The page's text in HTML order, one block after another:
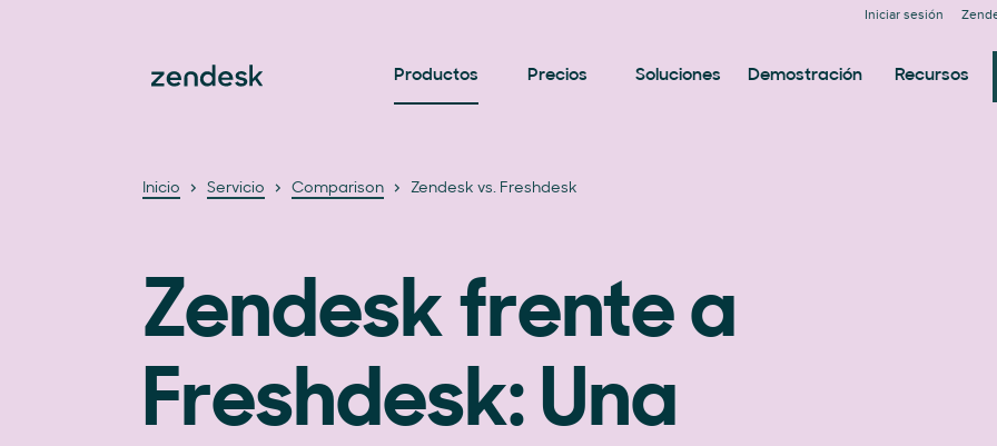
Iniciar sesión
Productos Precios Soluciones Demostración Recursos
Inicio Servicio Comparison Zendesk vs. Freshdesk
Zendesk frente a
Freshdesk: Una